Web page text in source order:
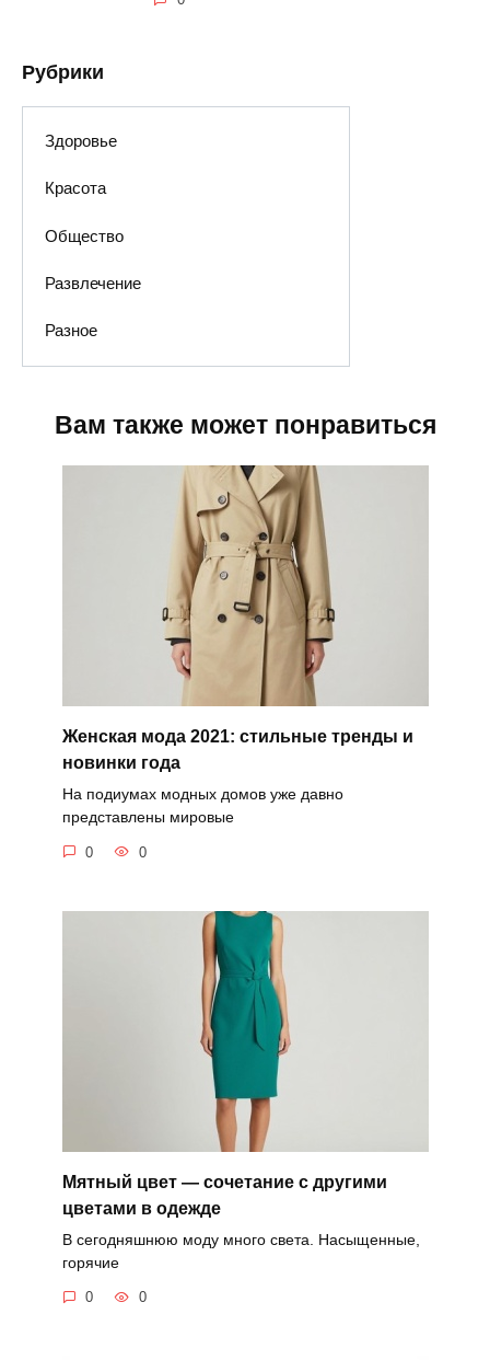
Рубрики
Здоровье
Красота
Общество
Развлечение
Разное
Вам также может понравиться
Женская мода 2021: стильные тренды и
новинки года
На подиумах модных домов уже давно
представлены мировые
0 0
Мятный цвет — сочетание с другими
цветами в одежде
В сегодняшнюю моду много света. Насыщенные,
горячие
0 0